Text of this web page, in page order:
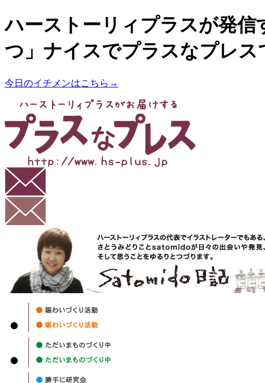
ハーストーリィプラスが発信
つ」ナイスでプラスなプレス
今日のイチメンはこちら→